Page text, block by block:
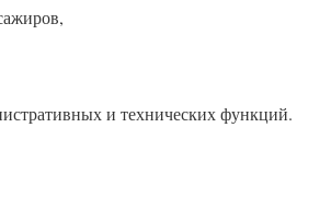
и технических функций.